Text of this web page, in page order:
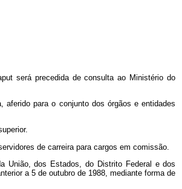
será precedida de consulta ao Ministério do
aferido para o conjunto dos órgãos e entidades
de carreira para cargos em comissão.
União, dos Estados, do Distrito Federal e dos
a 5 de outubro de 1988, mediante forma de